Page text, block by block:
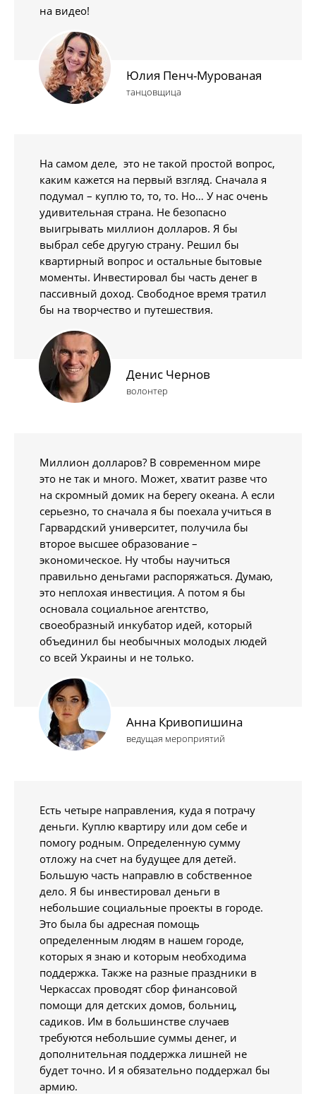
на видео!
Юлия Пенч-Мурованая
танцовщица
На самом деле, это не такой простой вопрос,
каким кажется на первый взгляд. Сначала я
подумал – куплю то, то, то. Но… У нас очень
удивительная страна. Не безопасно
выигрывать миллион долларов. Я бы
выбрал себе другую страну. Решил бы
квартирный вопрос и остальные бытовые
моменты. Инвестировал бы часть денег в
пассивный доход. Свободное время тратил
бы на творчество и путешествия.
Денис Чернов
волонтер
Миллион долларов? В современном мире
это не так и много. Может, хватит разве что
на скромный домик на берегу океана. А если
серьезно, то сначала я бы поехала учиться в
Гарвардский университет, получила бы
второе высшее образование –
экономическое. Ну чтобы научиться
правильно деньгами распоряжаться. Думаю,
это неплохая инвестиция. А потом я бы
основала социальное агентство,
своеобразный инкубатор идей, который
объединил бы необычных молодых людей
со всей Украины и не только.
Анна Кривопишина
ведущая мероприятий
Есть четыре направления, куда я потрачу
деньги. Куплю квартиру или дом себе и
помогу родным. Определенную сумму
отложу на счет на будущее для детей.
Большую часть направлю в собственное
дело. Я бы инвестировал деньги в
небольшие социальные проекты в городе.
Это была бы адресная помощь
определенным людям в нашем городе,
которых я знаю и которым необходима
поддержка. Также на разные праздники в
Черкассах проводят сбор финансовой
помощи для детских домов, больниц,
садиков. Им в большинстве случаев
требуются небольшие суммы денег, и
дополнительная поддержка лишней не
будет точно. И я обязательно поддержал бы
армию.